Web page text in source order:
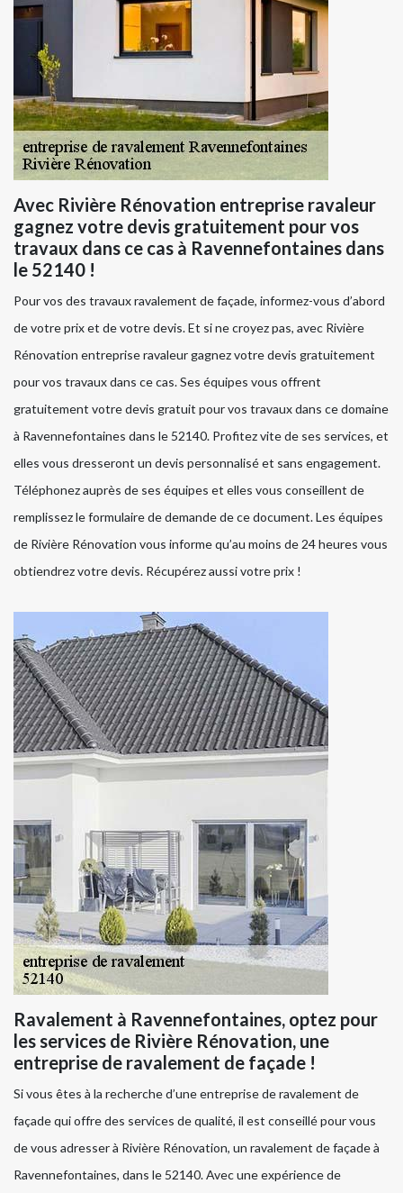
Avec Rivière Rénovation entreprise ravaleur
gagnez votre devis gratuitement pour vos
travaux dans ce cas à Ravennefontaines dans
le 52140 !
Pour vos des travaux ravalement de façade, informez-vous d’abord
de votre prix et de votre devis. Et si ne croyez pas, avec Rivière
Rénovation entreprise ravaleur gagnez votre devis gratuitement
pour vos travaux dans ce cas. Ses équipes vous offrent
gratuitement votre devis gratuit pour vos travaux dans ce domaine
à Ravennefontaines dans le 52140. Profitez vite de ses services, et
elles vous dresseront un devis personnalisé et sans engagement.
Téléphonez auprès de ses équipes et elles vous conseillent de
remplissez le formulaire de demande de ce document. Les équipes
de Rivière Rénovation vous informe qu’au moins de 24 heures vous
obtiendrez votre devis. Récupérez aussi votre prix !
Ravalement à Ravennefontaines, optez pour
les services de Rivière Rénovation, une
entreprise de ravalement de façade !
Si vous êtes à la recherche d’une entreprise de ravalement de
façade qui offre des services de qualité, il est conseillé pour vous
de vous adresser à Rivière Rénovation, un ravalement de façade à
Ravennefontaines, dans le 52140. Avec une expérience de